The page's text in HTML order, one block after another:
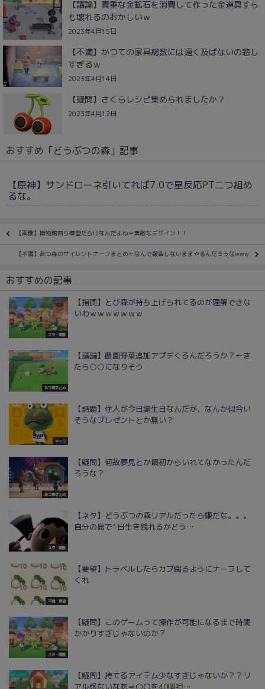
【議論】貴重な金鉱石を消費して作った金道具すら
も壊れるのおかしいｗ
2023年4月15日
【不満】かつての家具総数には遠く及ばないの悲し
すぎるｗ
2023年4月14日
【疑問】さくらレシピ集められましたか？
2023年4月12日
おすすめ「どうぶつの森」記事
【原神】サンドローネ引いてれば7.0で星反応PT二つ組め
るな。
【画像】博物館回り模型だらけなんだよね⇐素敵なデザイン！！
【不満】あつ森のサイレントナーフまとめ←なんで報告しないままやるんだろうなwww
おすすめの記事
ネタ・雑談
【指摘】とび森が持ち上げられてるのが理解できな
いわｗｗｗｗｗｗｗ
あつ森まとめ
【議論】農園野菜追加アプデくるんだろうか？←き
たら○○になりそう
キャラ
【話題】住人が今日誕生日なんだが、なんか似合い
そうなプレゼントとか無い？
あつ森まとめ
【疑問】何故夢見とか最初からいれてなかったんだ
ろうな？
ネタ・雑談
【ネタ】どうぶつの森リアルだったら嫌だな。。。
自分の島で1日生き残れるかどう…
不満・要望
【要望】トラベルしたらカブ腐るようにナーフして
くれ
ネタ・雑談
【疑問】このゲームって操作が可能になるまで時間
かかりすぎじゃないのか？
【疑問】持てるアイテム少なすぎじゃないか？？リ
アル感ないなあ⇒〇〇を40個担…